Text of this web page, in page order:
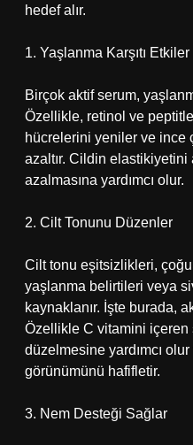
hedef alır.
1. Yaşlanma Karşıtı Etkiler
Birçok aktif serum,
Özellikle, retinol ve
hücrelerini yeniler ve ince
azaltır. Cildin elastikiyetini
azalmasına yardımcı olur.
2. Cilt Tonunu Düzenler
Cilt tonu eşitsizlikleri,
yaşlanma belirtileri veya
kaynaklanır. İşte burada,
Özellikle C vitamini içeren
düzelmesine yardımcı
görünümünü hafifletir.
3. Nem Desteği Sağlar